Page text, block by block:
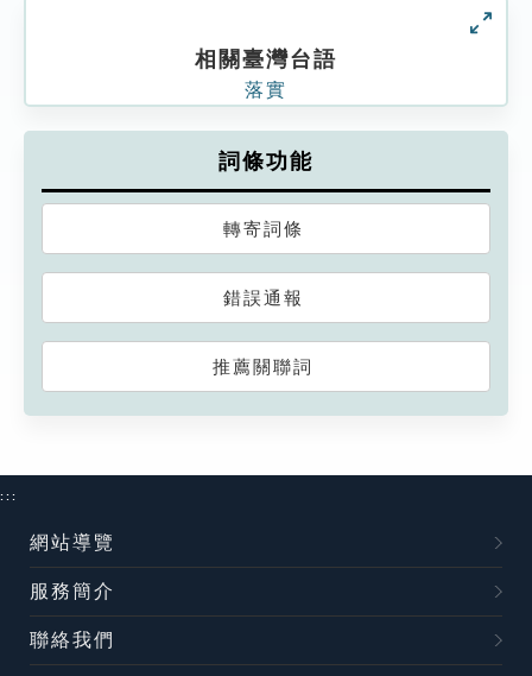
相關臺灣台語
落實
詞條功能
轉寄詞條
錯誤通報
推薦關聯詞
:::
網站導覽
服務簡介
聯絡我們